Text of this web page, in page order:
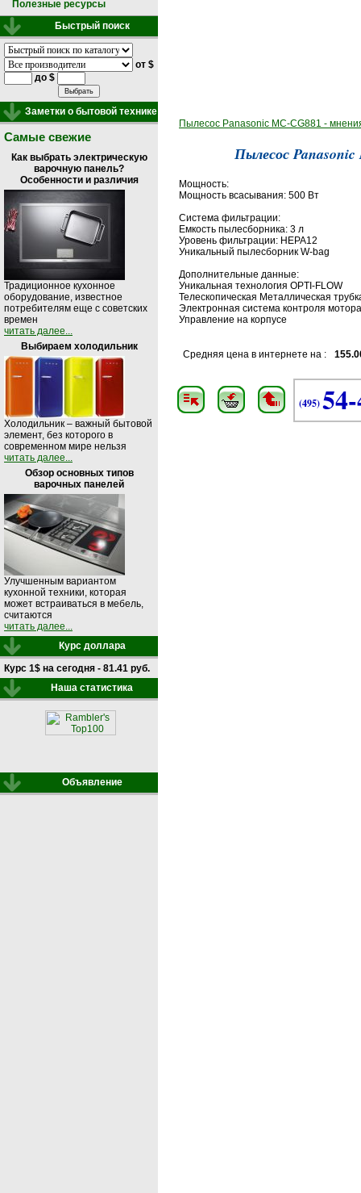
Полезные ресурсы
Быстрый поиск
от $
до $
Заметки о бытовой технике
Самые свежие
Как выбрать электрическую
варочную панель?
Особенности и различия
Традиционное кухонное
оборудование, известное
потребителям еще с советских
времен
читать далее...
Выбираем холодильник
Холодильник – важный бытовой
элемент, без которого в
современном мире нельзя
читать далее...
Обзор основных типов
варочных панелей
Улучшенным вариантом
кухонной техники, которая
может встраиваться в мебель,
считаются
читать далее...
Курс доллара
Курс 1$ на сегодня - 81.41 руб.
Наша статистика
Объявление
Пылесос Panasonic MC-CG881 -
Пылесос
Мощность:
Мощность всасывания: 500 Вт
Система фильтрации:
Емкость пылесборника: 3 л
Уровень фильтрации: HEPA12
Уникальный пылесборник W-bag
Дополнительные данные:
Уникальная технология OPTI-FLOW
Телескопическая Металлическая
Электронная система контроля мотора
Управление на корпусе
Средняя цена в интернете на :
(495)